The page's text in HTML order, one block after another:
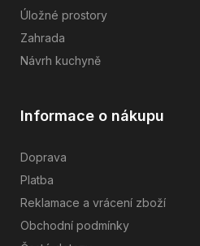
Úložné prostory
Zahrada
Návrh kuchyně
Informace o nákupu
Doprava
Platba
Reklamace a vrácení zboží
Obchodní podmínky